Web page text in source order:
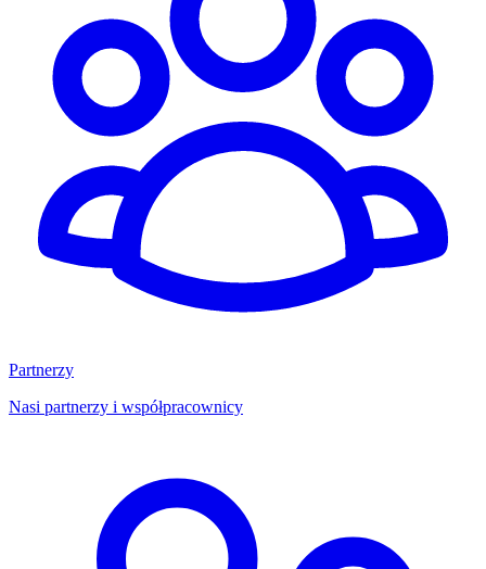
Partnerzy
Nasi partnerzy i współpracownicy